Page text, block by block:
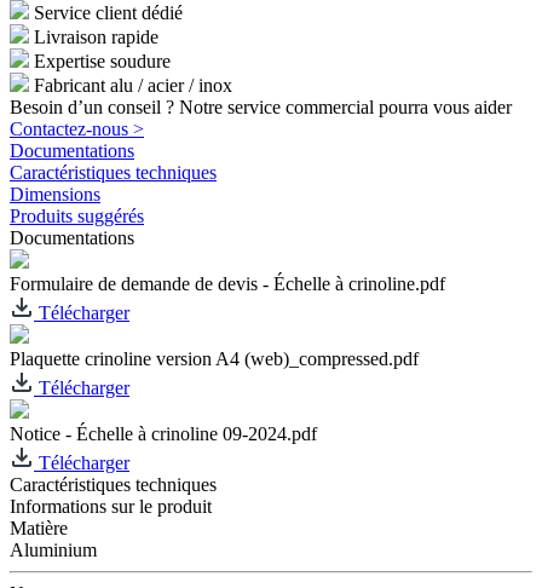
Service client dédié
Livraison rapide
Expertise soudure
Fabricant alu / acier / inox
Besoin d’un conseil ? Notre service commercial pourra vous aider
Contactez-nous >
Documentations
Caractéristiques techniques
Dimensions
Produits suggérés
Documentations
Formulaire de demande de devis - Échelle à crinoline.pdf
Télécharger
Plaquette crinoline version A4 (web)_compressed.pdf
Télécharger
Notice - Échelle à crinoline 09-2024.pdf
Télécharger
Caractéristiques techniques
Informations sur le produit
Matière
Aluminium